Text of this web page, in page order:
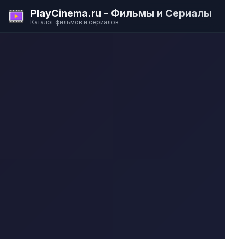
PlayCinema.ru - Фильмы и Сериалы
Каталог фильмов и сериалов